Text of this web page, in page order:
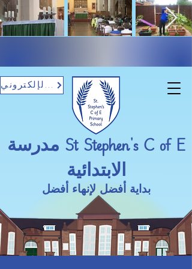
بداية أفضل لإنهاء أفضل
تسجيل الدخول بالبريد الإلكتروني
مدرسة St Stephen's C of E
الابتدائية